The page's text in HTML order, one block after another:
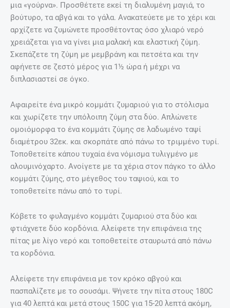
μια «γούρνα». Προσθέτετε εκεί τη διαλυμένη μαγιά, το
βούτυρο, τα αβγά και το γάλα. Ανακατεύετε με το χέρι και
αρχίζετε να ζυμώνετε προσθέτοντας όσο χλιαρό νερό
χρειάζεται για να γίνει μια μαλακή και ελαστική ζύμη.
Σκεπάζετε τη ζύμη με μεμβράνη και πετσέτα και την
αφήνετε σε ζεστό μέρος για 1½ ώρα ή μέχρι να
διπλασιαστεί σε όγκο.
Αφαιρείτε ένα μικρό κομμάτι ζυμαριού για το στόλισμα
και χωρίζετε την υπόλοιπη ζύμη στα δύο. Απλώνετε
ομοιόμορφα το ένα κομμάτι ζύμης σε λαδωμένο ταψί
διαμέτρου 32εκ. και σκορπάτε από πάνω το τριμμένο τυρί.
Τοποθετείτε κάπου τυχαία ένα νόμισμα τυλιγμένο με
αλουμινόχαρτο. Ανοίγετε με τα χέρια στον πάγκο το άλλο
κομμάτι ζύμης, στο μέγεθος του ταψιού, και το
τοποθετείτε πάνω από το τυρί.
Κόβετε το φυλαγμένο κομμάτι ζυμαριού στα δύο και
φτιάχνετε δύο κορδόνια. Αλείφετε την επιφάνεια της
πίτας με λίγο νερό και τοποθετείτε σταυρωτά από πάνω
τα κορδόνια.
Αλείφετε την επιφάνεια με τον κρόκο αβγού και
πασπαλίζετε με το σουσάμι. Ψήνετε την πίτα στους 180C
για 40 λεπτά και μετά στους 150C για 15-20 λεπτά ακόμη,